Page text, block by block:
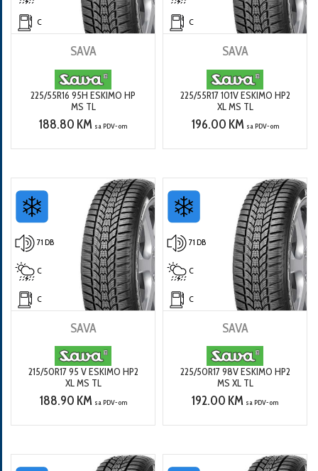
C
SAVA
225/55R16 95H ESKIMO HP
MS TL
188.80 KM sa PDV-om
C
SAVA
225/55R17 101V ESKIMO HP2
XL MS TL
196.00 KM sa PDV-om
71 DB
C
C
SAVA
215/50R17 95 V ESKIMO HP2
XL MS TL
188.90 KM sa PDV-om
71 DB
C
C
SAVA
225/50R17 98V ESKIMO HP2
MS XL TL
192.00 KM sa PDV-om